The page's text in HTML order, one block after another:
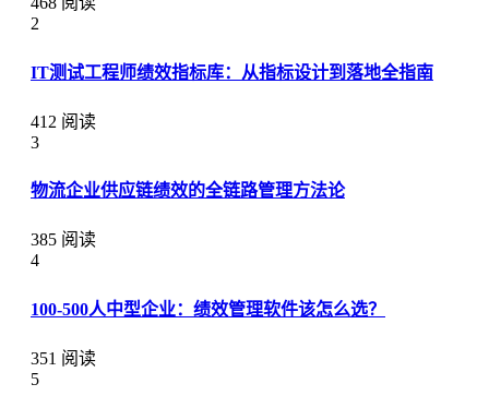
2
IT测试工程师绩效指标库：从指标设计到落地全指南
412 阅读
3
物流企业供应链绩效的全链路管理方法论
385 阅读
4
100-500人中型企业：绩效管理软件该怎么选？
351 阅读
5